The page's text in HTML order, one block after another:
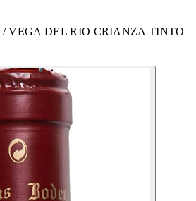
/VEGA DEL RIO CRIANZA TINTO